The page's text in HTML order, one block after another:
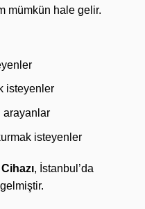
mümkün hale gelir.
isteyenler
arayanlar
isteyenler
, İstanbul’da